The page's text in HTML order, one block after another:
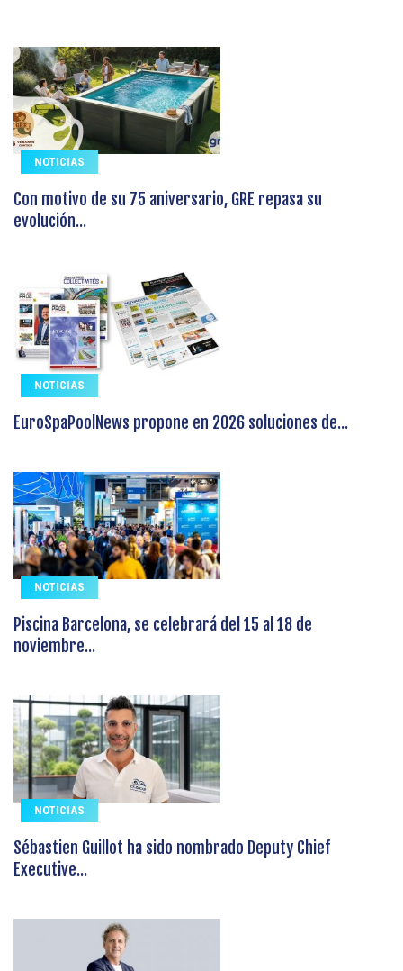
NOTICIAS
Con motivo de su 75 aniversario, GRE repasa su
evolución...
NOTICIAS
EuroSpaPoolNews propone en 2026 soluciones de...
NOTICIAS
Piscina Barcelona, se celebrará del 15 al 18 de
noviembre...
NOTICIAS
Sébastien Guillot ha sido nombrado Deputy Chief
Executive...